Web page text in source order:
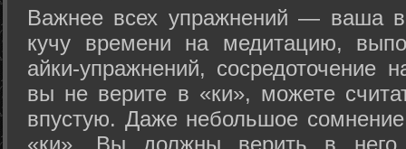
Важнее всех упражнений — ваша
кучу времени на медитацию,
айки-упражнений, сосредоточение
вы не верите в «ки», можете
впустую. Даже небольшое сомнение